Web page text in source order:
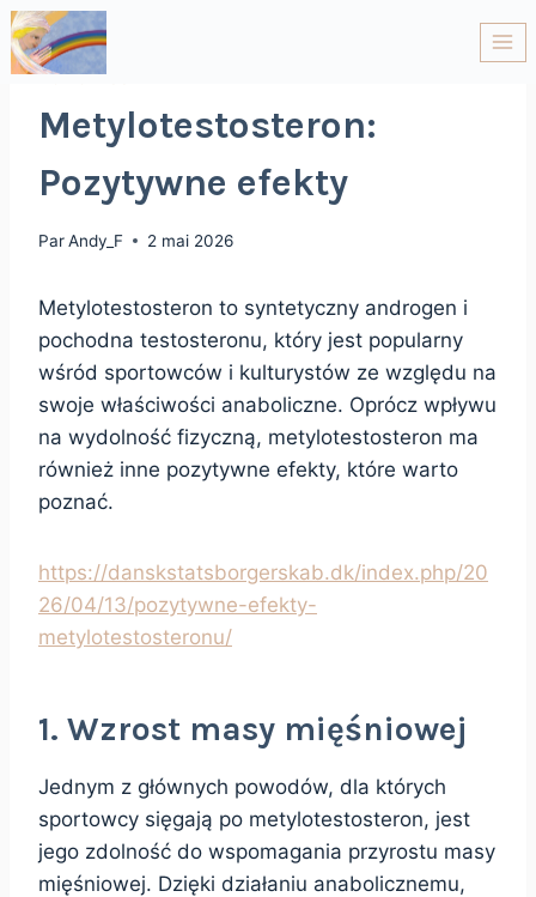
NON CLASSÉ
Metylotestosteron:
Pozytywne efekty
ParAndy_F 2 mai 2026
Metylotestosteron to syntetyczny androgen i
pochodna testosteronu, który jest popularny
wśród sportowców i kulturystów ze względu na
swoje właściwości anaboliczne. Oprócz wpływu
na wydolność fizyczną, metylotestosteron ma
również inne pozytywne efekty, które warto
poznać.
https://danskstatsborgerskab.dk/index.php/20
26/04/13/pozytywne-efekty-
metylotestosteronu/
1. Wzrost masy mięśniowej
Jednym z głównych powodów, dla których
sportowcy sięgają po metylotestosteron, jest
jego zdolność do wspomagania przyrostu masy
mięśniowej. Dzięki działaniu anabolicznemu,